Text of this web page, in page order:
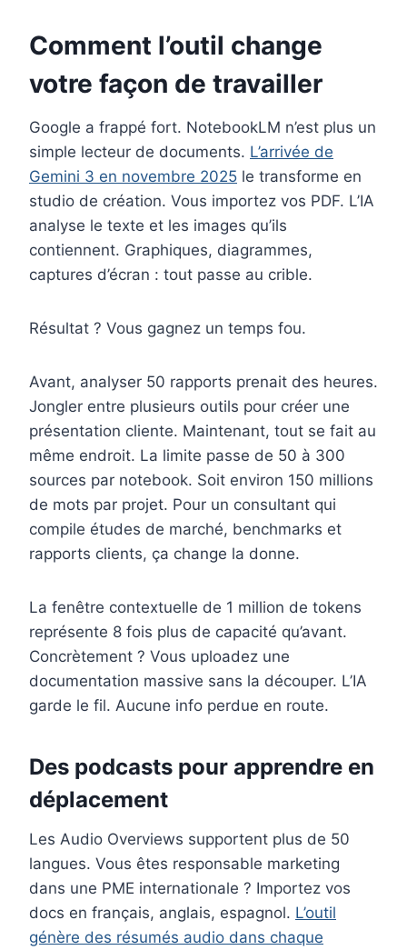
Comment l’outil change
votre façon de travailler
Google a frappé fort. NotebookLM n’est plus un
simple lecteur de documents. L’arrivée de
Gemini 3 en novembre 2025 le transforme en
studio de création. Vous importez vos PDF. L’IA
analyse le texte et les images qu’ils
contiennent. Graphiques, diagrammes,
captures d’écran : tout passe au crible.
Résultat ? Vous gagnez un temps fou.
Avant, analyser 50 rapports prenait des heures.
Jongler entre plusieurs outils pour créer une
présentation cliente. Maintenant, tout se fait au
même endroit. La limite passe de 50 à 300
sources par notebook. Soit environ 150 millions
de mots par projet. Pour un consultant qui
compile études de marché, benchmarks et
rapports clients, ça change la donne.
La fenêtre contextuelle de 1 million de tokens
représente 8 fois plus de capacité qu’avant.
Concrètement ? Vous uploadez une
documentation massive sans la découper. L’IA
garde le fil. Aucune info perdue en route.
Des podcasts pour apprendre en
déplacement
Les Audio Overviews supportent plus de 50
langues. Vous êtes responsable marketing
dans une PME internationale ? Importez vos
docs en français, anglais, espagnol. L’outil
génère des résumés audio dans chaque